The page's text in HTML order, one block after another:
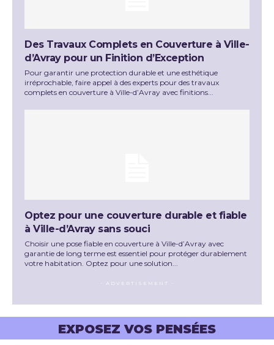
Des Travaux Complets en Couverture à Ville-
d’Avray pour un Finition d’Exception
Pour garantir une protection durable et une esthétique
irréprochable, faire appel à des experts pour des travaux
complets en couverture à Ville-d’Avray avec finitions...
Optez pour une couverture durable et fiable
à Ville-d’Avray sans souci
Choisir une pose fiable en couverture à Ville-d’Avray avec
garantie de long terme est essentiel pour protéger durablement
votre habitation. Optez pour une solution...
- ADVERTISEMENT -
EXPOSEZ VOS PENSÉES